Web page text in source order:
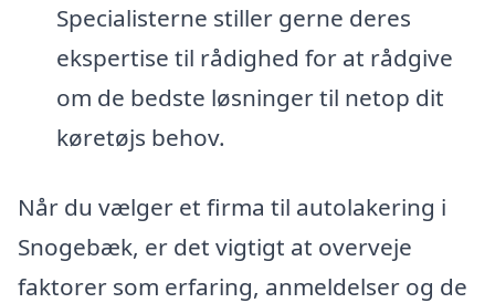
Specialisterne stiller gerne deres
ekspertise til rådighed for at rådgive
om de bedste løsninger til netop dit
køretøjs behov.
Når du vælger et firma til autolakering i
Snogebæk, er det vigtigt at overveje
faktorer som erfaring, anmeldelser og de